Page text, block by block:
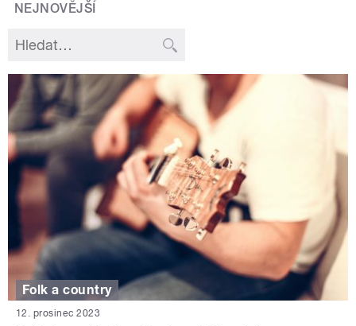
NEJNOVĚJŠÍ
Folk a country
12. prosinec 2023